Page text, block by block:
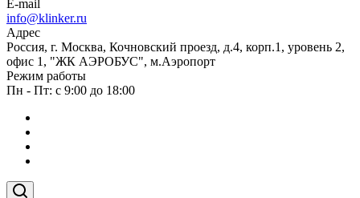
E-mail
info@klinker.ru
Адрес
Россия, г. Москва, Кочновский проезд, д.4, корп.1, уровень 2,
офис 1, "ЖК АЭРОБУС", м.Аэропорт
Режим работы
Пн - Пт: с 9:00 до 18:00